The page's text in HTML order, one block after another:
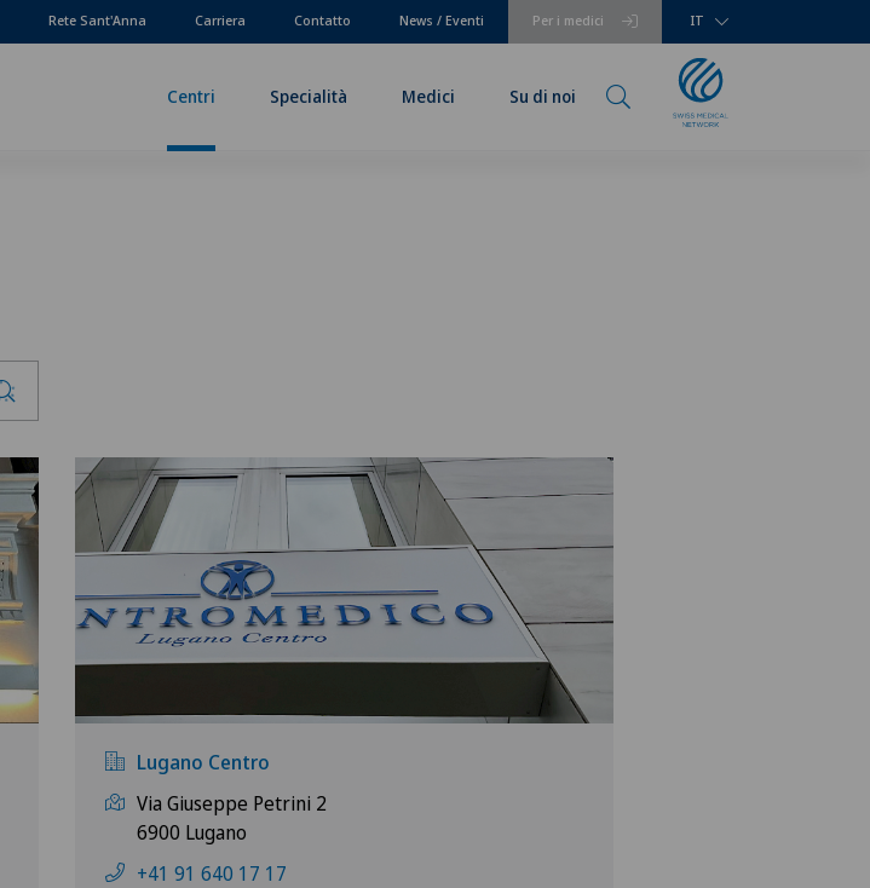
Per i medici
Rete Sant'Anna Carriera Contatto News / Eventi IT
Centri Specialità Medici Su di noi
Lugano Centro
Via Giuseppe Petrini 2
6900 Lugano
+41 91 640 17 17